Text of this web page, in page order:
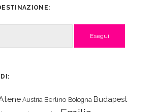
Austria Berlino Bologna Budapest